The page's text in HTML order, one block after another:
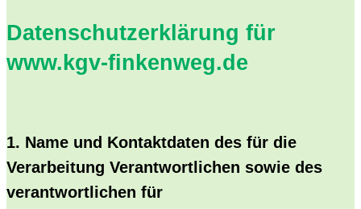
Datenschutzerklärung für
www.kgv-finkenweg.de
1. Name und Kontaktdaten des für die
Verarbeitung Verantwortlichen sowie des
verantwortlichen für